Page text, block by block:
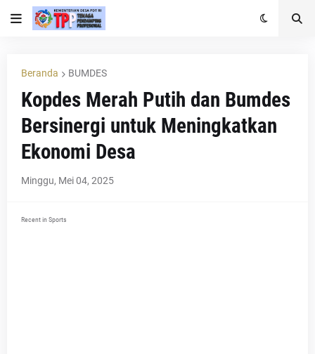
Beranda BUMDES
Kopdes Merah Putih dan Bumdes
Bersinergi untuk Meningkatkan
Ekonomi Desa
Minggu, Mei 04, 2025
Recent in Sports